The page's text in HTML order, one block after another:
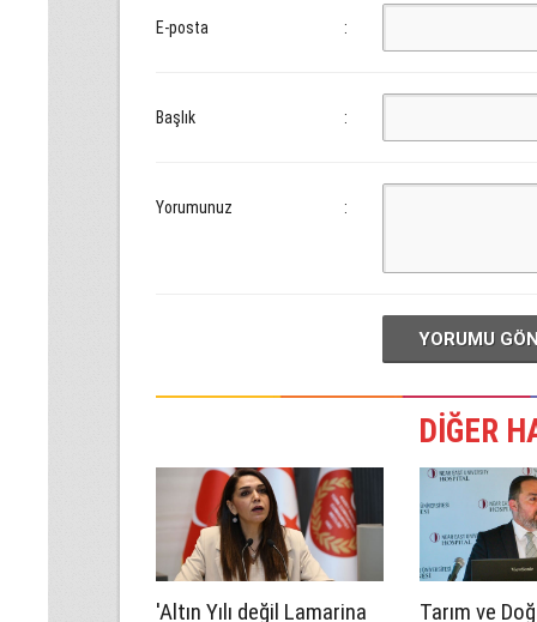
E-posta :
Başlık :
Yorumunuz :
YORUMU
DİĞER
'Altın Yılı değil Lamarina
Tarım ve